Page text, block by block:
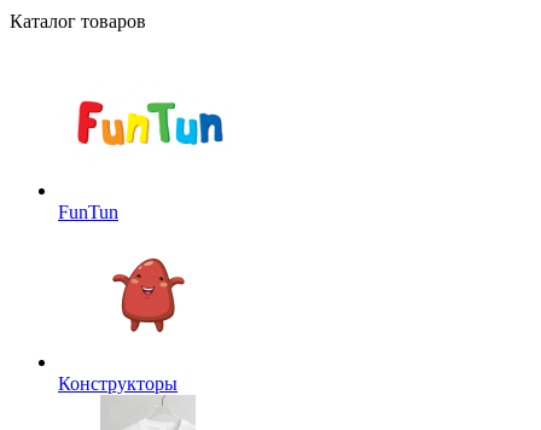
Каталог товаров
FunTun
Конструкторы